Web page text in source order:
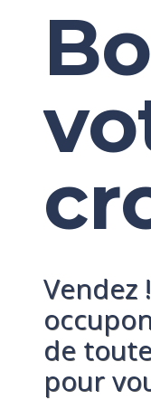
Vendez
de
pour